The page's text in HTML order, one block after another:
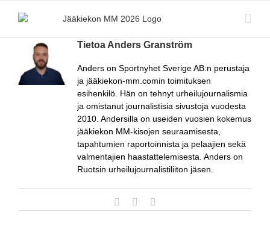
Tietoa Anders Granström
Anders on Sportnyhet Sverige AB:n perustaja
ja jääkiekon-mm.comin toimituksen
esihenkilö. Hän on tehnyt urheilujournalismia
ja omistanut journalistisia sivustoja vuodesta
2010. Andersilla on useiden vuosien kokemus
jääkiekon MM-kisojen seuraamisesta,
tapahtumien raportoinnista ja pelaajien sekä
valmentajien haastattelemisesta. Anders on
Ruotsin urheilujournalistiliiton jäsen.
LinkedIn